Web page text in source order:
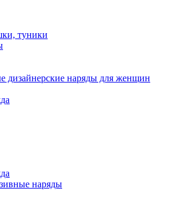
туники
дизайнерские наряды для женщин
наряды